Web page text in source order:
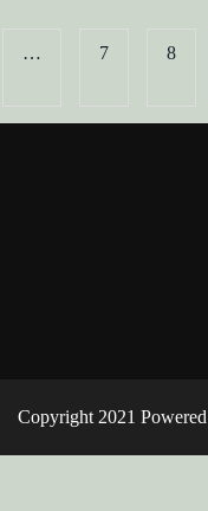
… 7 8
Copyright 2021